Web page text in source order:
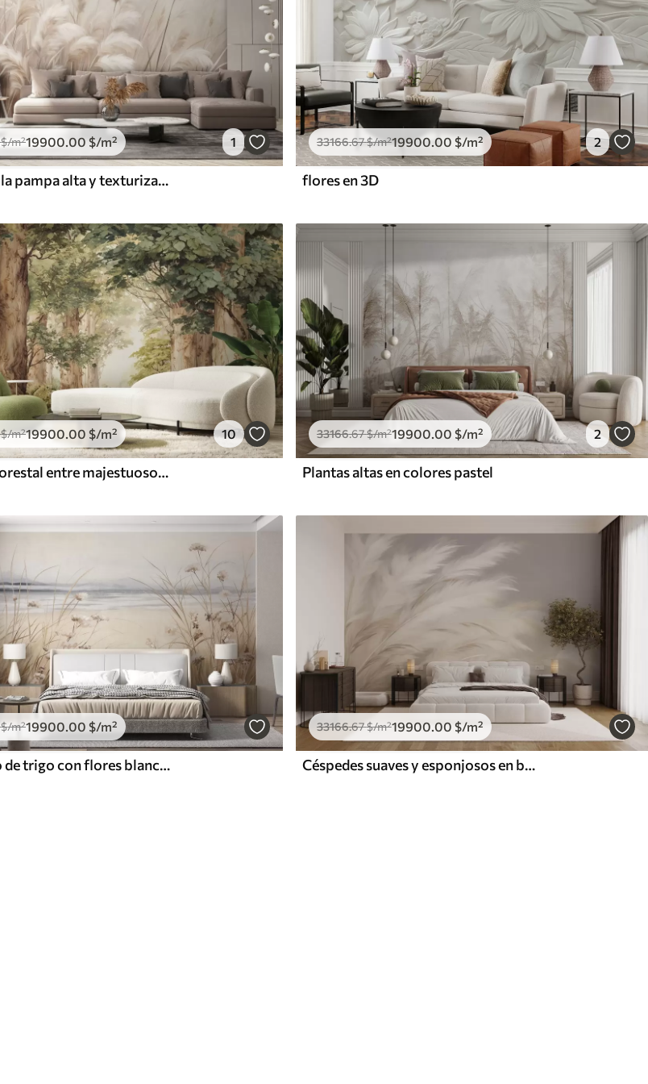
$/m²19900 .00 $/m² 1
Hierba de la pampa alta y texturizada en tonos suaves, cálidos y neutros, con un fondo difuminado y claro.
33166.67$/m²19900 .00 $/m² 2
flores en 3D
$/m²19900.00 $/m² 10
Sendero forestal entre majestuosos árboles en estilo acuarela
33166.67$/m²19900.00 $/m² 2
Plantas altas en colores pastel
$/m²19900 .00 $/m²
Un campo de trigo con flores blancas en primer plano, una playa y el océano al fondo, colores pastel neutros apagados
33166.67$/m²19900 .00 $/m²
Céspedes suaves y esponjosos en beige y gris